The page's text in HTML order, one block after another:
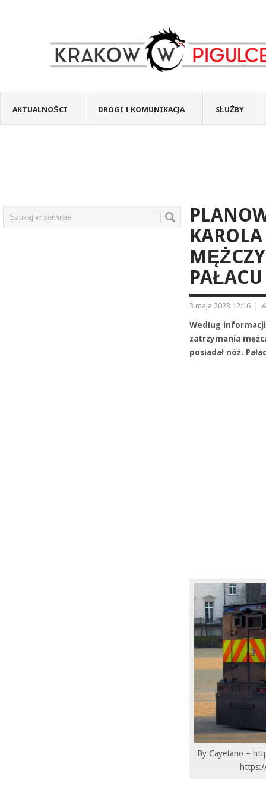
AKTUALNOŚCI DROGI I KOMUNIKACJA SŁUŻBY
3 maja 2023 12:16
Według
zatrzymania
posiadał nóż.
By Cayetano –